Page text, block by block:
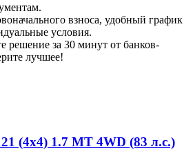
взноса, удобный график
условия.
решение за 30 минут от банков-
лучшее!
(4x4) 1.7 MT 4WD (83 л.с.)